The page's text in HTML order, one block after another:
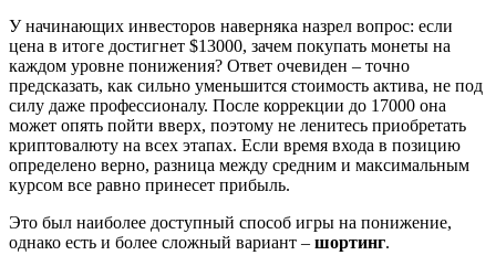
У начинающих инвесторов наверняка назрел вопрос: если
цена в итоге достигнет $13000, зачем покупать монеты на
каждом уровне понижения? Ответ очевиден – точно
предсказать, как сильно уменьшится стоимость актива, не под
силу даже профессионалу. После коррекции до 17000 она
может опять пойти вверх, поэтому не ленитесь приобретать
криптовалюту на всех этапах. Если время входа в позицию
определено верно, разница между средним и максимальным
курсом все равно принесет прибыль.
Это был наиболее доступный способ игры на понижение,
однако есть и более сложный вариант – шортинг.